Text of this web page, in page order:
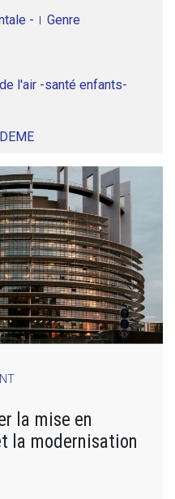
- Genre
l'air -santé enfants-
la mise en
la modernisation